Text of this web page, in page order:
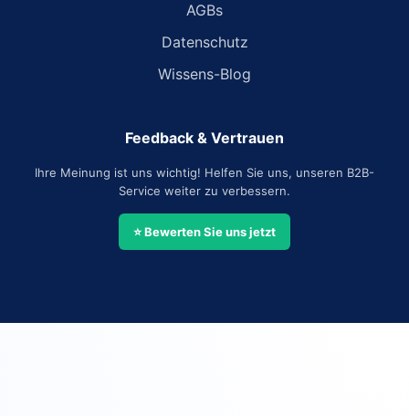
AGBs
Datenschutz
Wissens-Blog
Feedback & Vertrauen
Ihre Meinung ist uns wichtig! Helfen Sie uns, unseren B2B-
Service weiter zu verbessern.
⭐ Bewerten Sie uns jetzt